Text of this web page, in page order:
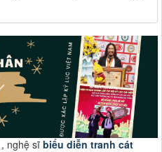
nghệ sĩ biểu diễn tranh cát